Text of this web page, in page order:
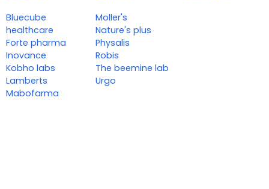
Bluecube
healthcare
Forte pharma
Inovance
Kobho labs
Lamberts
Mabofarma
Moller's
Nature's plus
Physalis
Robis
The beemine lab
Urgo